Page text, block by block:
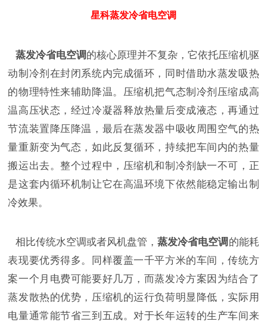
星科蒸发冷省电空调
蒸发冷省电空调的核心原理并不复杂，它依托压缩机驱
动制冷剂在封闭系统内完成循环，同时借助水蒸发吸热
的物理特性来辅助降温。压缩机把气态制冷剂压缩成高
温高压状态，经过冷凝器释放热量后变成液态，再通过
节流装置降压降温，最后在蒸发器中吸收周围空气的热
量重新变为气态，如此反复循环，持续把车间内的热量
搬运出去。整个过程中，压缩机和制冷剂缺一不可，正
是这套内循环机制让它在高温环境下依然能稳定输出制
冷效果。
相比传统水空调或者风机盘管，蒸发冷省电空调 的能耗
表现要优秀得多。同样覆盖一千平方米的车间，传统方
案一个月电费可能要好几万，而蒸发冷方案因为结合了
蒸发散热的优势，压缩机的运行负荷明显降低，实际用
电量通常能节省三到五成。对于长年运转的生产车间来